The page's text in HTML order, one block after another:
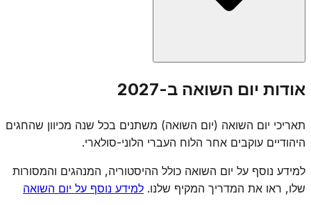
אין נוסח תפילה רשמי אחיד ליום השואה, אך קהילות רבות
מוסיפות תפילות זיכרון, אומרות תהילים, מדליקות נרות נשמה
ומקיימות טקסי אזכרה. חלק מהקהילות מוסיפות "אל מלא
רחמים" מיוחד לזכר קדושי השואה. הרבנות הראשית הנהיגה
אמירת קינות ותפילות מיוחדות.
אודות יום השואה ב-2027
תאריכי יום השואה (יום השואה) משתנים בכל שנה מכיוון שהחגים
היהודיים עוקבים אחר הלוח העברי הלוני-סולארי.
למידע נוסף על יום השואה כולל ההיסטוריה, המנהגים והמסורות
שלו, ראו את המדריך המקיף שלנו. למידע נוסף על יום השואה